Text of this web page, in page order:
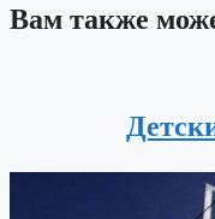
Вам также